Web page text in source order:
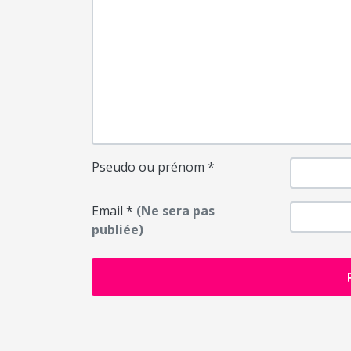
Pseudo ou prénom *
Email * (Ne sera pas
publiée)